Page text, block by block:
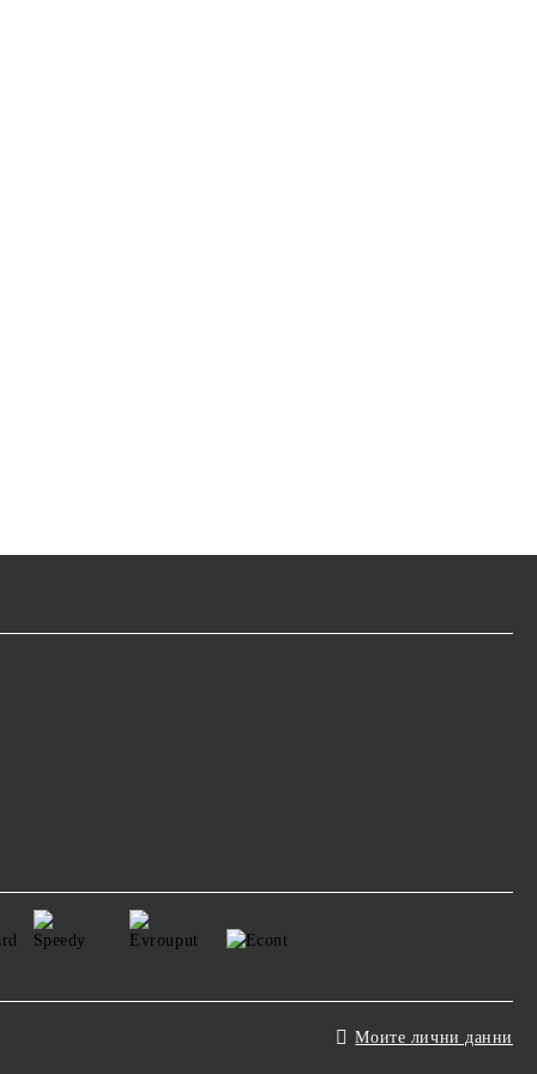
Моите лични данни